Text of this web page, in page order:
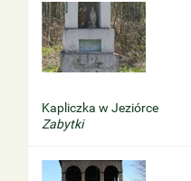
Kapliczka w Jeziórce
Zabytki